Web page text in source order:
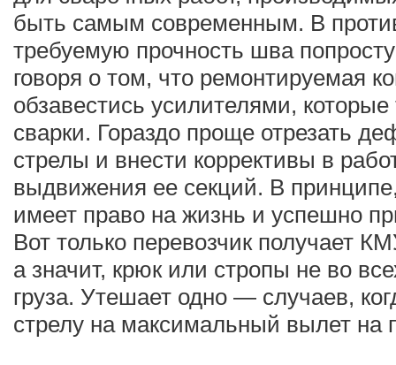
быть самым современным. В
требуемую прочность шва
говоря о том, что ремонтируемая
обзавестись усилителями,
сварки. Гораздо проще отрезать
стрелы и внести коррективы в
выдвижения ее секций. В
имеет право на жизнь и успешно
Вот только перевозчик получает
а значит, крюк или стропы не во
груза. Утешает одно — случаев,
стрелу на максимальный вылет на